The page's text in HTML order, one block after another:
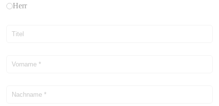
Herr